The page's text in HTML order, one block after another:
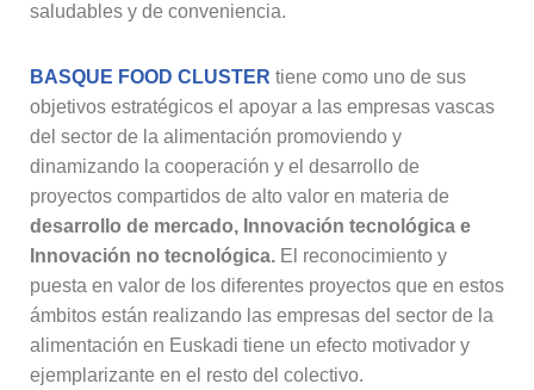
saludables y de conveniencia.
BASQUE FOOD CLUSTER tiene como uno de sus
objetivos estratégicos el apoyar a las empresas vascas
del sector de la alimentación promoviendo y
dinamizando la cooperación y el desarrollo de
proyectos compartidos de alto valor en materia de
desarrollo de mercado, Innovación tecnológica e
Innovación no tecnológica. El reconocimiento y
puesta en valor de los diferentes proyectos que en estos
ámbitos están realizando las empresas del sector de la
alimentación en Euskadi tiene un efecto motivador y
ejemplarizante en el resto del colectivo.